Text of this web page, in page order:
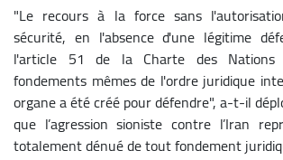
"Le recours à la force sans
sécurité, en l'absence d'une légitime
l'article 51 de la Charte des Nations
fondements mêmes de l'ordre juridique
organe a été créé pour défendre", a-t-il
que l’agression sioniste contre l’Iran
totalement dénué de tout fondement